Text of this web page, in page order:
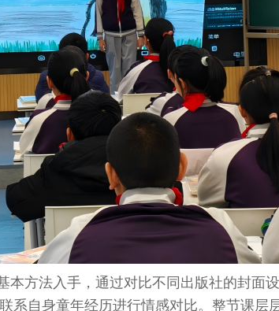
方法入手，通过对比不同出版社的封面
自身童年经历进行情感对比。整节课层